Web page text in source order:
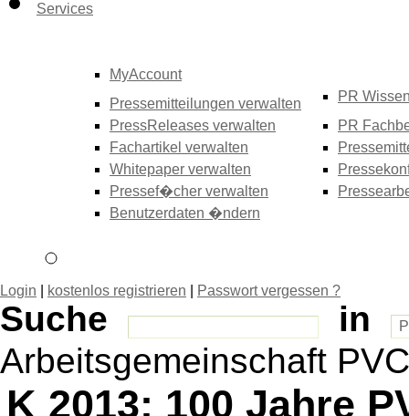
Services
MyAccount
Pressemitteilungen verwalten
PressReleases verwalten
Fachartikel verwalten
Whitepaper verwalten
Pressef�cher verwalten
Benutzerdaten �ndern
PR
PR
Login kostenlos registrieren Passwort vergessen ?
Suche
in
Arbeitsgemeinschaft
K 2013: 100 Jahre